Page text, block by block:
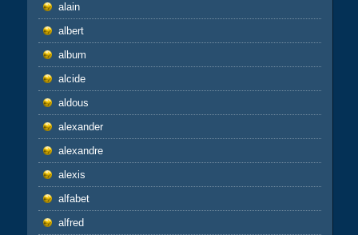
alain
albert
album
alcide
aldous
alexander
alexandre
alexis
alfabet
alfred